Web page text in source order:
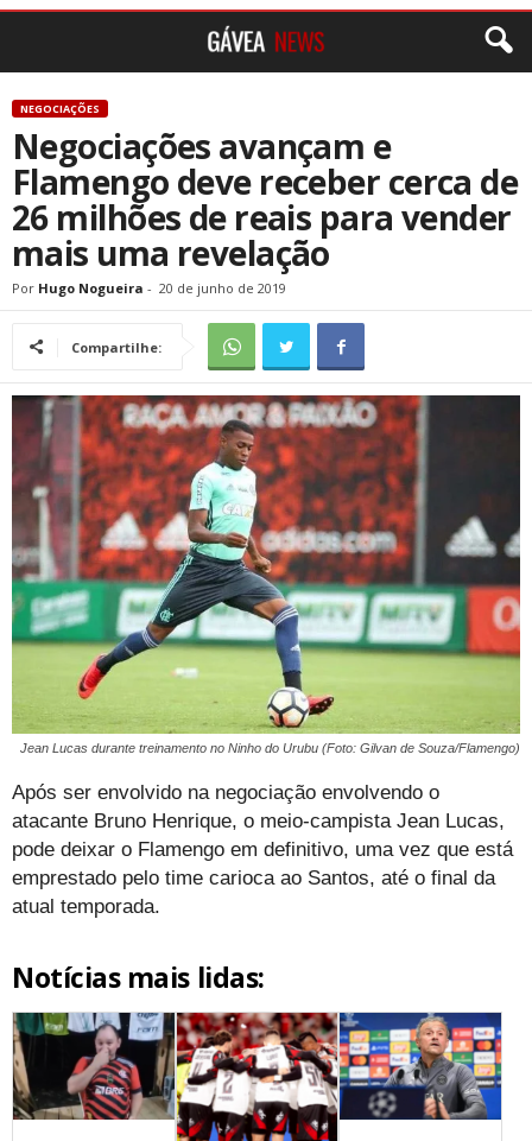
NEGOCIAÇÕES
Negociações avançam e
Flamengo deve receber cerca de
26 milhões de reais para vender
mais uma revelação
Por Hugo Nogueira - 20 de junho de 2019
Compartilhe:
Jean Lucas durante treinamento no Ninho do Urubu (Foto: Gilvan de Souza/Flamengo)
Após ser envolvido na negociação envolvendo o
atacante Bruno Henrique, o meio-campista Jean Lucas,
pode deixar o Flamengo em definitivo, uma vez que está
emprestado pelo time carioca ao Santos, até o final da
atual temporada.
Notícias mais lidas: